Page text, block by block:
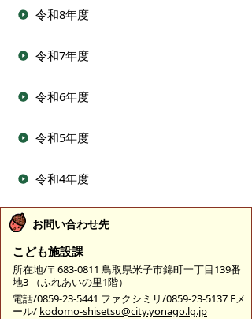
令和8年度
令和7年度
令和6年度
令和5年度
令和4年度
お問い合わせ先
こども施設課
所在地/〒683-0811 鳥取県米子市錦町一丁目139番
地3 （ふれあいの里1階）
電話/0859-23-5441 ファクシミリ/0859-23-5137 Eメ
ール/ kodomo-shisetsu@city.yonago.lg.jp